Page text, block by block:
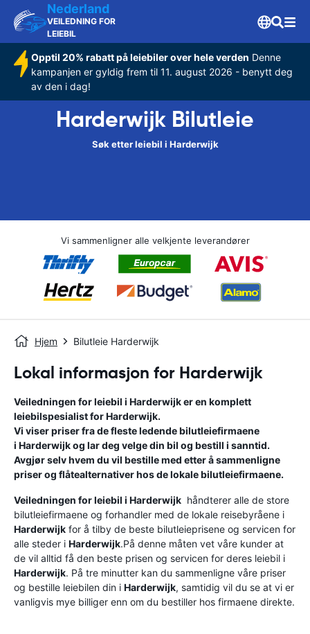
Nederland
VEILEDNING FOR
LEIEBIL
Opptil 20% rabatt på leiebiler over hele verden Denne
kampanjen er gyldig frem til 11. august 2026 - benytt deg
av den i dag!
Harderwijk Bilutleie
Søk etter leiebil i Harderwijk
Vi sammenligner alle velkjente leverandører
Hjem Bilutleie Harderwijk
Lokal informasjon for Harderwijk
Veiledningen for leiebil i Harderwijker en komplett
leiebilspesialist forHarderwijk.
Vi viser priser fra de fleste ledende bilutleiefirmaene
i Harderwijkog lar deg velge din bil og bestill i sanntid.
Avgjør selv hvem du vil bestille med etter å sammenligne
priser og flåtealternativer hos de lokale bilutleiefirmaene.
Veiledningen for leiebil i Harderwijk håndterer alle de store
bilutleiefirmaene og forhandler med de lokale reisebyråene i
Harderwijk for å tilby de beste bilutleieprisene og servicen for
alle steder i Harderwijk.På denne måten vet våre kunder at
de vil alltid få den beste prisen og servicen for deres leiebil i
Harderwijk. På tre minutter kan du sammenligne våre priser
og bestille leiebilen din i Harderwijk, samtidig vil du se at vi er
vanligvis mye billiger enn om du bestiller hos firmaene direkte.